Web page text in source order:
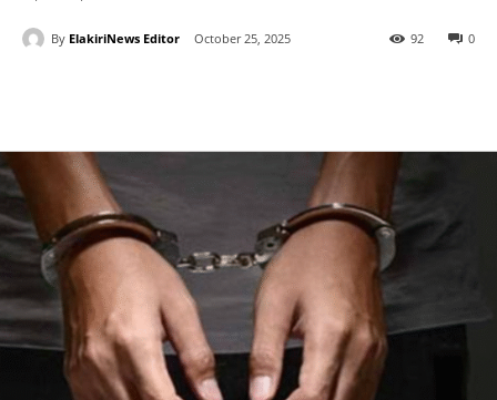
By ElakiriNews Editor October 25, 2025 0
92